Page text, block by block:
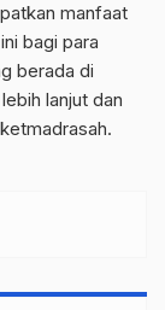
manfaat
bagi para
berada di
lanjut dan